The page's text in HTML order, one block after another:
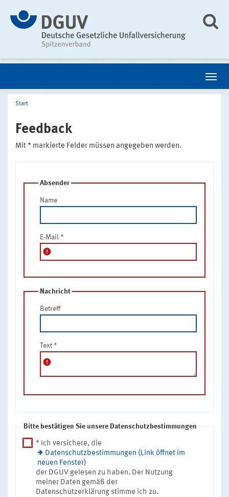
Start
Feedback
Mit * markierte Felder müssen angegeben werden.
Absender
Name
E-Mail *
error
Nachricht
Betreff
Text *
error
Bitte bestätigen Sie unsere Datenschutzbestimmungen
* Ich versichere, die
Datenschutzbestimmungen (Link öffnet im
neuen Fenster)
der DGUV gelesen zu haben. Der Nutzung
meiner Daten gemäß der
Datenschutzerklärung stimme ich zu.